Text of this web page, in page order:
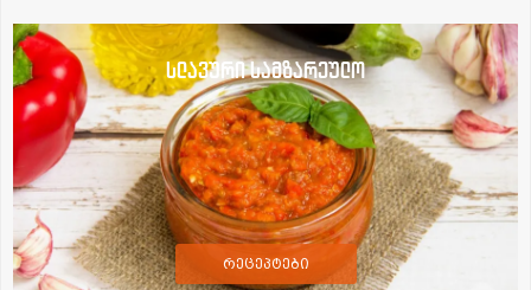
სლავური სამზარეულო
რეცეპტები